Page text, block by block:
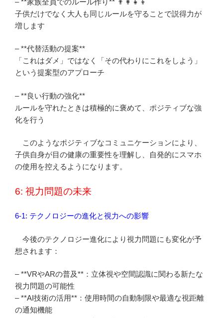
子供だけでなく大人も同じルールを守ることで説得力が
増します
– **代替活動の提案**
「これはダメ」ではなく「その代わりにこれをしよう」
という提案型のアプローチ
– **良い行動の強化**
ルールを守れたときは積極的に褒めて、ポジティブな強
化を行う
このようなポジティブなコミュニケーションにより、
子供自身が目の健康の重要性を理解し、自発的にスマホ
の使用を控えるようになります。
6: 視力問題の未来
6-1: テクノロジーの進化と視力への影響
今後のテクノロジー進化により視力問題にも変化が予
想されます：
– **VRやARの普及**：立体視や空間認識に関わる新たな
視力問題の可能性
– **AI技術の活用**：使用時間の自動制限や最適な視距離
の通知機能